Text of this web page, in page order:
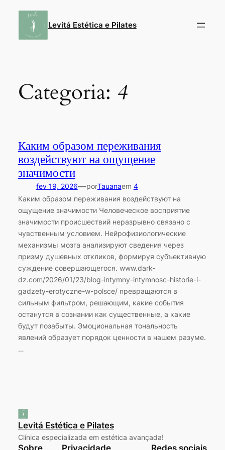
Levitá Estética e Pilates
Categoria: 4
Каким образом переживания
воздействуют на ощущение
значимости
fev 19, 2026—porTauanaem 4
Каким образом переживания воздействуют на
ощущение значимости Человеческое восприятие
значимости происшествий неразрывно связано с
чувственным условием. Нейрофизиологические
механизмы мозга анализируют сведения через
призму душевных откликов, формируя субъективную
суждение совершающегося. www.dark-
dz.com/2026/01/23/blog-intymny-intymnosc-historie-i-
gadzety-erotyczne-w-polsce/ превращаются в
сильным фильтром, решающим, какие события
останутся в сознании как существенные, а какие
будут позабыты. Эмоциональная тональность
явлений образует порядок ценности в нашем разуме.
…
Levitá Estética e Pilates
Clínica especializada em estética avançada!
Sobre Privacidade Redes sociais